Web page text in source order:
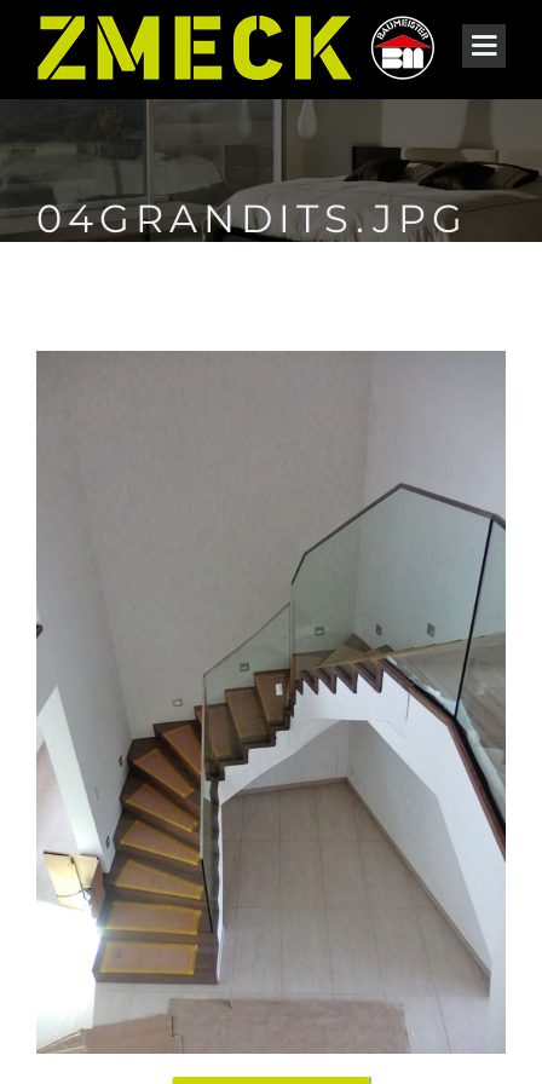
04GRANDITS.JPG